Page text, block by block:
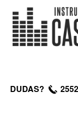
DUDAS?